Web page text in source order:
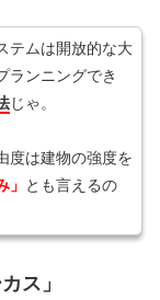
テムは開放的な大
ランニングでき
じゃ。
度は建物の強度を
」 とも言えるの
ス」